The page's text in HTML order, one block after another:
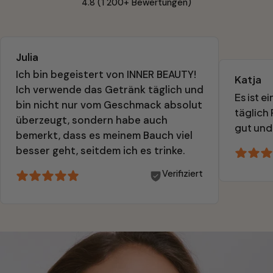
4.8 (1 200+ Bewertungen)
Julia
Ich bin begeistert von INNER BEAUTY!
Ich verwende das Getränk täglich und
bin nicht nur vom Geschmack absolut
überzeugt, sondern habe auch
bemerkt, dass es meinem Bauch viel
besser geht, seitdem ich es trinke.
Verifiziert
Katja
Es ist
täglich
gut